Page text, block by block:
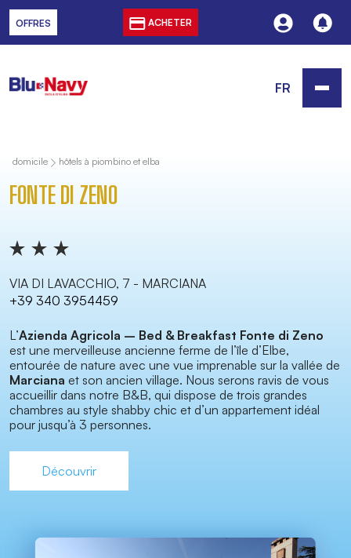
OFFRES ACHETER
FR
domicile hôtels à piombino et elba
FONTE DI ZENO
VIA DI LAVACCHIO, 7 - MARCIANA
+39 340 3954459
L’Azienda Agricola – Bed & Breakfast Fonte di Zeno
est une merveilleuse ancienne ferme de l’île d’Elbe,
entourée de nature avec une vue imprenable sur la vallée de
Marciana et son ancien village. Nous serons ravis de vous
accueillir dans notre B&B, qui dispose de trois grandes
chambres au style shabby chic et d’un appartement idéal
pour jusqu’à 3 personnes.
Découvrir